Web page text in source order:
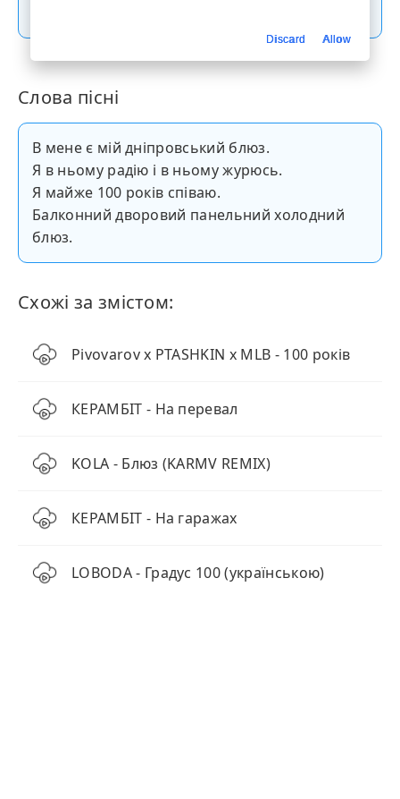
Слова пісні
В мене є мій дніпровський блюз.
Я в ньому радію і в ньому журюсь.
Я майже 100 років співаю.
Балконний дворовий панельний холодний
блюз.
Схожі за змістом:
Pivovarov x PTASHKIN x MLB - 100 років
КЕРАМБІТ - На перевал
KOLA - Блюз (KARMV REMIX)
КЕРАМБІТ - На гаражах
LOBODA - Градус 100 (українською)
Discard Allow